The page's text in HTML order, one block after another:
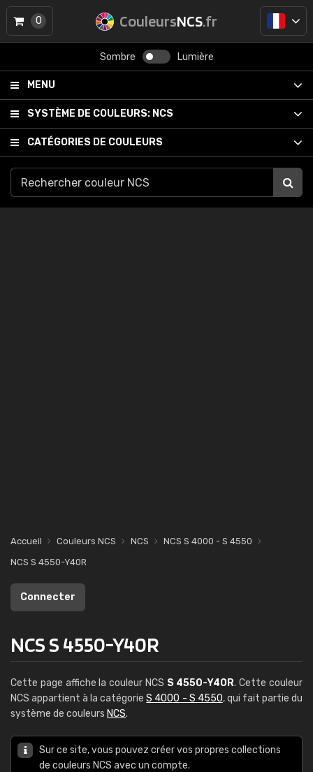
CouleursNCS.fr
Sombre Lumière
MENU
SYSTÈME DE COULEURS: NCS
CATÉGORIES DE COULEURS
0
Accueil Couleurs NCS NCS
NCS S 4000 - S 4550
NCS S 4550-Y40R
Connecter
NCS S 4550-Y40R
Cette page affiche la couleur NCS S 4550-Y40R. Cette couleur
NCS appartient à la catégorieS 4000 - S 4550, qui fait partie du
système de couleurs NCS.
Sur ce site, vous pouvez créer vos propres collections
de couleurs NCS avec un compte.